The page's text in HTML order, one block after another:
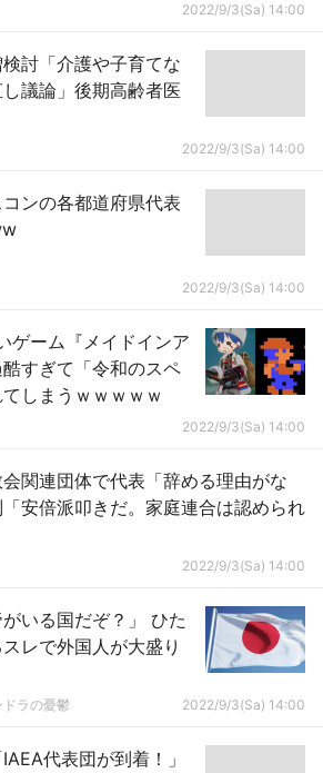
2022/9/3(Sa) 14:00
討「介護や子育てな
議論」後期高齢者医
2022/9/3(Sa) 14:00
ンの各都道府県代表
2022/9/3(Sa) 14:00
ゲーム『メイドインア
すぎて「令和のスペ
しまうｗｗｗｗｗ
2022/9/3(Sa) 14:00
関連団体で代表「辞める理由がな
安倍派叩きだ。家庭連合は認められ
2022/9/3(Sa) 14:00
いる国だぞ？」 ひた
レで外国人が大盛り
ラの憂鬱 2022/9/3(Sa) 14:00
代表団が到着！」